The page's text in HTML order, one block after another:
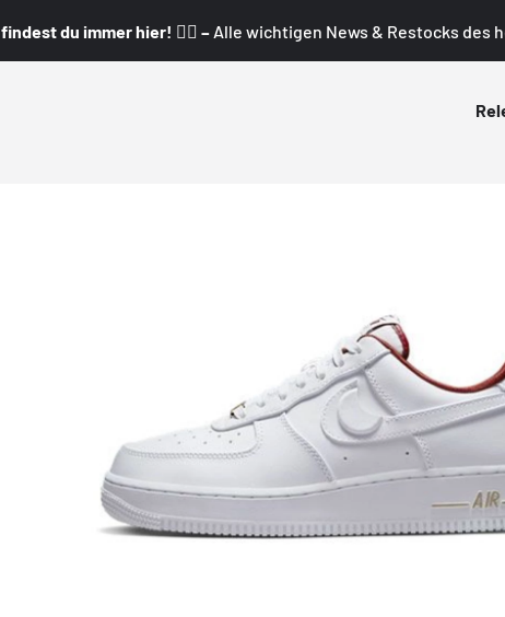
du immer hier! 👇🏼 – Alle wichtigen News & Restocks des